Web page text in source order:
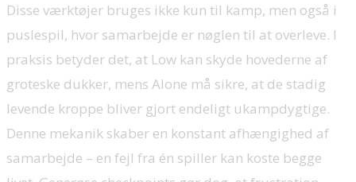
Disse værktøjer bruges ikke kun til kamp, men også i
puslespil, hvor samarbejde er nøglen til at overleve. I
praksis betyder det, at Low kan skyde hovederne af
groteske dukker, mens Alone må sikre, at de stadig
levende kroppe bliver gjort endeligt ukampdygtige.
Denne mekanik skaber en konstant afhængighed af
samarbejde – en fejl fra én spiller kan koste begge